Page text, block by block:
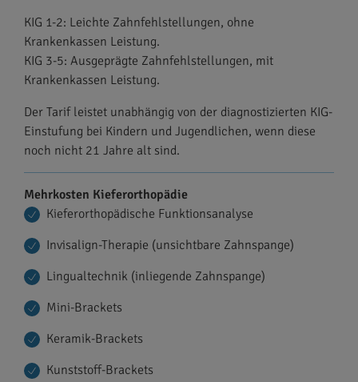
KIG 1-2: Leichte Zahnfehlstellungen, ohne
Krankenkassen Leistung.
KIG 3-5: Ausgeprägte Zahnfehlstellungen, mit
Krankenkassen Leistung.
Der Tarif leistet unabhängig von der diagnostizierten KIG-
Einstufung bei Kindern und Jugendlichen, wenn diese
noch nicht 21 Jahre alt sind.
Mehrkosten Kieferorthopädie
Kieferorthopädische Funktionsanalyse
Invisalign-Therapie (unsichtbare Zahnspange)
Lingualtechnik (inliegende Zahnspange)
Mini-Brackets
Keramik-Brackets
Kunststoff-Brackets